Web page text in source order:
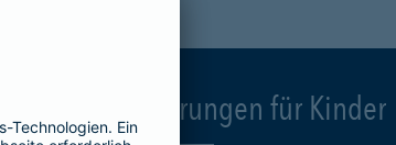
Versicherungen für Kinder